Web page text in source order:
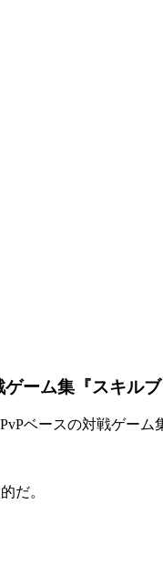
ーム集『スキルブ
PvPベースの対戦ゲーム
だ。